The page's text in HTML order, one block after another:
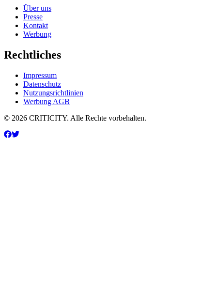
Über uns
Presse
Kontakt
Werbung
Rechtliches
Impressum
Datenschutz
Nutzungsrichtlinien
Werbung AGB
© 2026 CRITICITY. Alle Rechte vorbehalten.